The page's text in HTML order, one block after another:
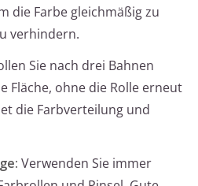
die Farbe gleichmäßig zu
verhindern.
Sie nach drei Bahnen
Fläche, ohne die Rolle erneut
die Farbverteilung und
Verwenden Sie immer